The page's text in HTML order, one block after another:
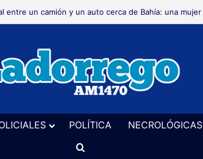
entre un camión y un auto cerca de Bahía: una
POLÍTICA NECROLÓGICAS
Buscar